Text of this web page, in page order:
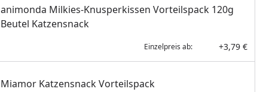
animonda Milkies-Knusperkissen Vorteilspack 120g
Beutel Katzensnack
Einzelpreis ab: +3,79 €
Miamor Katzensnack Vorteilspack